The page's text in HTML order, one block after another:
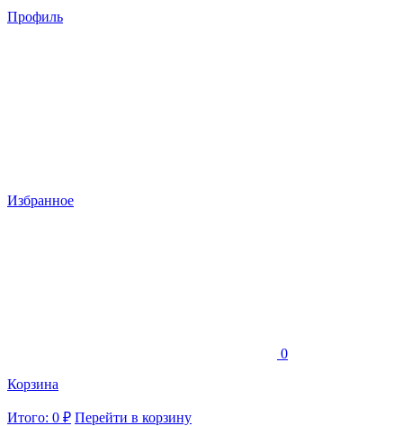
Профиль
Избранное
0
Корзина
Итого: 0 ₽ Перейти в корзину